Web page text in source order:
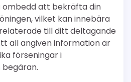
ombedd att bekräfta din
vilket kan innebära
till ditt deltagande
all angiven information är
förseningar i
begäran.